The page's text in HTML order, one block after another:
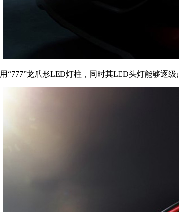
“777”龙爪形LED灯柱，同时其LED头灯能够逐级